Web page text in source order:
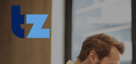
content